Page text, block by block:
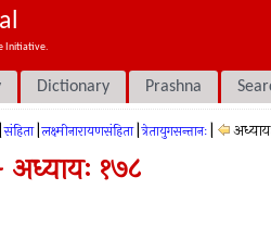
Initiative.
Dictionary Prashna
संहिता लक्ष्मीनारायणसंहिता त्रेतायुगसन्तानः
अध्यायः १७८